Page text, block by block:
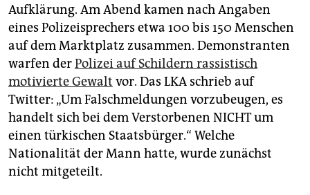
Aufklärung. Am Abend kamen nach Angaben
eines Polizeisprechers etwa 100 bis 150 Menschen
auf dem Marktplatz zusammen. Demonstranten
warfen derPolizei auf Schildern rassistisch
motivierte Gewalt vor. Das LKA schrieb auf
Twitter: „Um Falschmeldungen vorzubeugen, es
handelt sich bei dem Verstorbenen NICHT um
einen türkischen Staatsbürger.“ Welche
Nationalität der Mann hatte, wurde zunächst
nicht mitgeteilt.